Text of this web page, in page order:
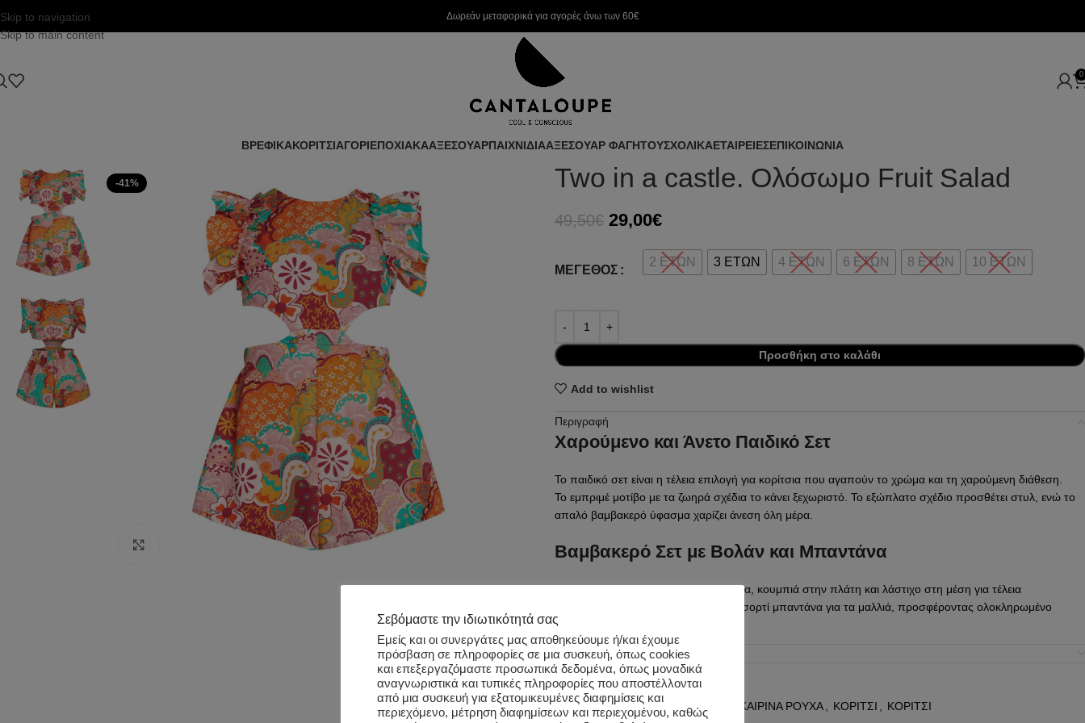
Skip to navigation
Skip to main content
Δωρεάν μεταφορικά για αγορές άνω των 60€
0
ΒΡΕΦΙΚΑΚΟΡΙΤΣΙΑΓΟΡΙΕΠΟΧΙΑΚΑΑΞΕΣΟΥΑΡΠΑΙΧΝΙΔΙΑΑΞΕΣΟΥΑΡ ΦΑΓΗΤΟΥΣΧΟΛΙΚΑΕΤΑΙΡΕΙΕΣΕΠΙΚΟΙΝΩΝΙΑ
-41% Two in a castle. Ολόσωμο Fruit Salad
49,50€ 29,00€
ΜΈΓΕΘΟΣ
2 ΕΤΩΝ 3 ΕΤΩΝ 4 ΕΤΩΝ 6 ΕΤΩΝ 8 ΕΤΩΝ 10 ΕΤΩΝ
Προσθήκη στο καλάθι
Add to wishlist
Περιγραφή
Χαρούμενο και Άνετο Παιδικό Σετ
Το παιδικό σετ είναι η τέλεια επιλογή για κορίτσια που αγαπούν το χρώμα και τη χαρούμενη διάθεση.
Το εμπριμέ μοτίβο με τα ζωηρά σχέδια το κάνει ξεχωριστό. Το εξώπλατο σχέδιο προσθέτει στυλ, ενώ το
απαλό βαμβακερό ύφασμα χαρίζει άνεση όλη μέρα.
Βαμβακερό Σετ με Βολάν και Μπαντάνα
Το σετ διαθέτει βολάν στην καβαδούρα, κουμπιά στην πλάτη και λάστιχο στη μέση για τέλεια
εφαρμογή. Επιπλέον, περιλαμβάνει ασορτί μπαντάνα για τα μαλλιά, προσφέροντας ολοκληρωμένο
look.
Στυλάτο Ολόσωμο με Δυνατότητα Διαχωρισμού
ΤοΟλόσωμο Fruit Salad
μέρος, μπορεί να φορεθεί είτε ως ενιαίο ολόσωμο είτε να διαχωριστεί σε δύο ξεχωριστά κομμάτια. Έτσι,
Επιπλέον πληροφορίες
Κωδικός προϊόντος:t6176
Κατηγορίες: ΚΑΛΟΚΑΙΡΙΝΑ ΚΑΛΟΚΑΙΡΙΝΑ ΡΟΥΧΑ ΚΟΡΙΤΣΙ
ΚΟΡΙΤΣΙ
Σεβόμαστε την ιδιωτικότητά σας
Εμείς και οι συνεργάτες μας αποθηκεύουμε ή/και έχουμε
πρόσβαση σε πληροφορίες σε μια συσκευή, όπως cookies
και επεξεργαζόμαστε προσωπικά δεδομένα, όπως μοναδικά
αναγνωριστικά και τυπικές πληροφορίες που αποστέλλονται
από μια συσκευή για εξατομικευμένες διαφημίσεις και
περιεχόμενο, μέτρηση διαφημίσεων και περιεχομένου, καθώς